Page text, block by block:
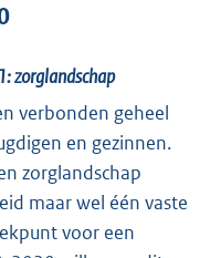
zorglandschap
verbonden geheel
en gezinnen.
zorglandschap
maar wel één vaste
voor een